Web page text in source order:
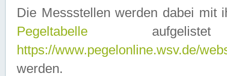
Die Messstellen werden dabei mit
Pegeltabelle
https://www.pegelonline.wsv.de/
werden.